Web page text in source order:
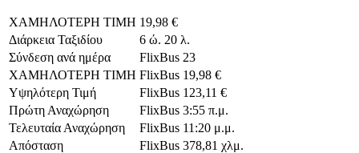
ΧΑΜΗΛΟΤΕΡΗ ΤΙΜΗ 19,98 €
Διάρκεια Ταξιδίου
6 ώ. 20 λ.
Σύνδεση ανά ημέρα
FlixBus 23
ΧΑΜΗΛΟΤΕΡΗ ΤΙΜΗ FlixBus 19,98 €
Υψηλότερη Τιμή
FlixBus 123,11 €
Πρώτη Αναχώρηση
FlixBus 3:55 π.μ.
Τελευταία Αναχώρηση
FlixBus 11:20 μ.μ.
Απόσταση
FlixBus 378,81 χλμ.